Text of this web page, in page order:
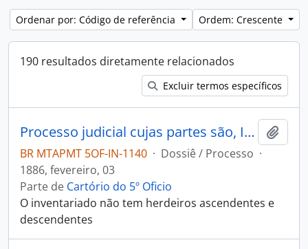
Ordenar por: Código de referência Ordem: Crescente
190 resultados diretamente relacionados
Excluir termos específicos
Processo judicial cujas partes são, Inventariada: D. Maria Alves da Cunha, Inventariante: Leopoldino Nunes de Barros.
BR MTAPMT 5OF-IN-1140 · Dossiê / Processo ·
1886, fevereiro, 03
Parte de Cartório do 5º Oficio
O inventariado não tem herdeiros ascendentes e
descendentes